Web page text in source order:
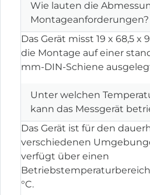
Wie lauten die
Montageanforderungen?
Das Gerät misst 19 x 68,5
die Montage auf einer
mm-DIN-Schiene
Unter welchen
kann das Messgerät
Das Gerät ist für den
verschiedenen
verfügt über einen
Betriebstemperaturbereich
°C.